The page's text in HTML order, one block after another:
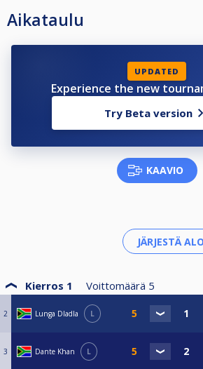
Aikataulu
UPDATED
Experience the new
Try Beta version
KAAVIO
Kierros 1 Voittomäärä 5
2 Lunga Dladla L
3 Dante Khan L